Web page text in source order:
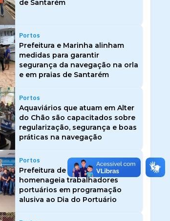
de Santarém
Portos
Prefeitura e Marinha alinham
medidas para garantir
segurança da navegação na orla
e em praias de Santarém
Portos
Aquaviários que atuam em Alter
do Chão são capacitados sobre
regularização, segurança e boas
práticas na navegação
Portos
Prefeitura de Santarém
homenageia trabalhadores
portuários em programação
alusiva ao Dia do Portuário